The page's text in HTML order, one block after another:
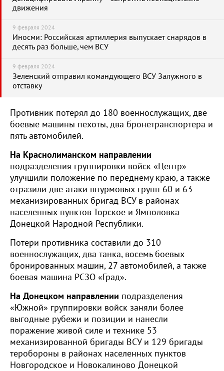
движения
9 февраля 2024
Иносми: Российская артиллерия выпускает снарядов в
десять раз больше, чем ВСУ
9 февраля 2024
Зеленский отправил командующего ВСУ Залужного в
отставку
Противник потерял до 180 военнослужащих, две
боевые машины пехоты, два бронетранспортера и
пять автомобилей.
На Краснолиманском направлении
подразделения группировки войск «Центр»
улучшили положение по переднему краю, а также
отразили две атаки штурмовых групп 60 и 63
механизированных бригад ВСУ в районах
населенных пунктов Торское и Ямполовка
Донецкой Народной Республики.
Потери противника составили до 310
военнослужащих, два танка, восемь боевых
бронированных машин, 27 автомобилей, а также
боевая машина РСЗО «Град».
На Донецком направлении подразделения
«Южной» группировки войск заняли более
выгодные рубежи и позиции и нанесли
поражение живой силе и технике 53
механизированной бригады ВСУ и 129 бригады
теробороны в районах населенных пунктов
Новгородское и Новокалиново Донецкой